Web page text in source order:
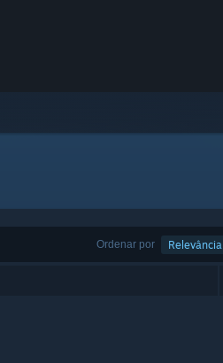
Ordenar por Relevância